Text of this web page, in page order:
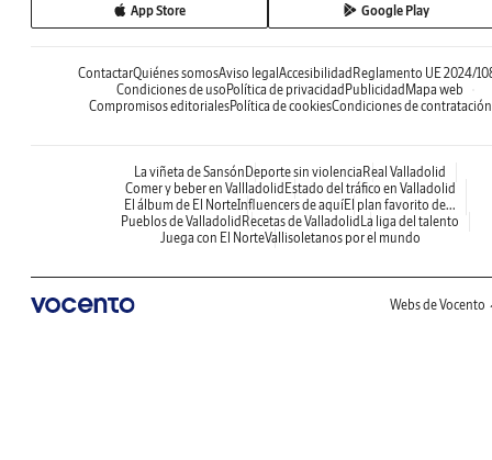
App Store Google Play
ContactarQuiénes somosAviso legal Accesibilidad Reglamento UE 2024/
Condiciones de uso Política de privacidad Publicidad Mapa web
Compromisos editorialesPolítica de cookiesCondiciones de contratación
La viñeta de Sansón Deporte sin violencia Real Valladolid
Comer y beber en Vallladolid Estado del tráfico en Valladolid
El álbum de El NorteInfluencers de aquíEl plan favorito de...
Pueblos de Valladolid Recetas de Valladolid La liga del talento
Juega con El NorteVallisoletanos por el mundo
Webs de Vocento